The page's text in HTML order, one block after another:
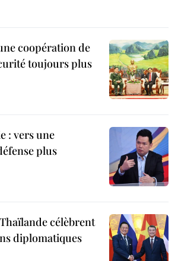
coopération de
toujours plus
: vers une
plus
célèbrent
diplomatiques